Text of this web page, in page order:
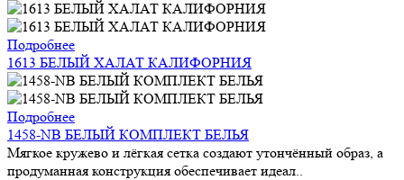
Подробнее
1613 БЕЛЫЙ ХАЛАТ КАЛИФОРНИЯ
Подробнее
1458-NB БЕЛЫЙ КОМПЛЕКТ БЕЛЬЯ
Мягкое кружево и лёгкая сетка создают утончённый образ, а
продуманная конструкция обеспечивает идеал..